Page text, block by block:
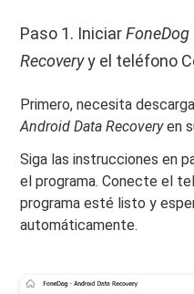
Paso 1. Iniciar
Recoveryy el teléfono
Primero, necesita
Android Data Recoveryen
Siga las instrucciones en
el programa. Conecte el
programa esté listo y
automáticamente.